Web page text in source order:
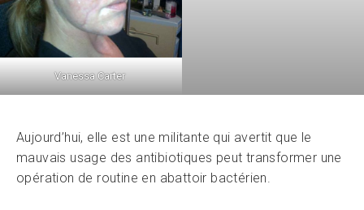
Vanessa Carter
Aujourd’hui, elle est une militante qui avertit que le
mauvais usage des antibiotiques peut transformer une
opération de routine en abattoir bactérien.